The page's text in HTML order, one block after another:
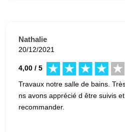
Nathalie
20/12/2021
4,00 / 5
Travaux notre salle de bains.
ns avons apprécié d être suivis
recommander.